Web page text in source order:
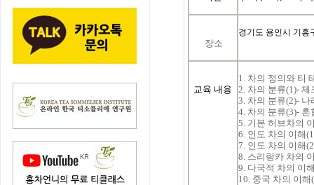
장소
경기도 용인시 기흥
교육내용
1. 차의 정의와 티
2. 차의 분류(1)- 제
3. 차의 분류(2)- 나
4. 차의 분류(3)- 혼
5. 기본 허브차의
6. 인도 차의 이해
7. 인도 차의 이해
8. 스리랑카 차의
9. 다국적 차의 이
10. 중국 차의 이해